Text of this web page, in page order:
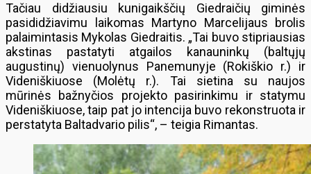
Tačiau didžiausiu kunigaikščių Giedraičių giminės
pasididžiavimu laikomas Martyno Marcelijaus brolis
palaimintasis Mykolas Giedraitis. „Tai buvo stipriausias
akstinas pastatyti atgailos kanauninkų (baltųjų
augustinų) vienuolynus Panemunyje (Rokiškio r.) ir
Videniškiuose (Molėtų r.). Tai sietina su naujos
mūrinės bažnyčios projekto pasirinkimu ir statymu
Videniškiuose, taip pat jo intencija buvo rekonstruota ir
perstatyta Baltadvario pilis“, – teigia Rimantas.